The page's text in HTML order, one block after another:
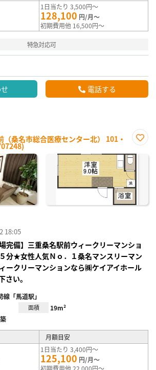
1日当たり 3,500円～
128,100 円/月～
初期費用他 16,500円～
特急対応可
電話する
桑名市総合医療センター北） 101・
に入
り登
録
18:05
完備】三重桑名駅前ウィークリーマンショ
分★女性人気Ｎｏ．１桑名マンスリーマン
ークリーマンションなら㈱ケイアイホール
さい。
「馬道駅」
面積 19m²
月額目安
1日当たり 3,400円～
125,100 円/月～
初期費用他 22,000円～